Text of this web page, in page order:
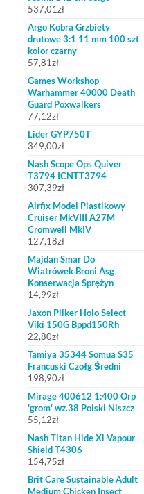
537,01zł
Argo Kobra Grzbiety
drutowe 3:1 11 mm 100 szt
kolor czarny
57,81zł
Games Workshop
Warhammer 40000 Death
Guard Poxwalkers
77,12zł
Lider GYP750T
349,00zł
Nash Scope Ops Quiver
T3794 ICNTT3794
307,39zł
Airfix Model Plastikowy
Cruiser MkVIII A27M
Cromwell MkIV
127,18zł
Majdan Smar Do
Wiatrówek Broni Asg
Konserwacja Sprężyn
14,99zł
Jaxon Pilker Holo Select
Viki 150G Bppd150Rh
22,80zł
Tamiya 35344 Somua S35
Francuski Czołg Średni
198,90zł
Mirage 400612 1:400 Orp
'grom' wz.38 Polski Niszcz
55,12zł
Nash Titan Hide Xl Vapour
Shield T4306
154,75zł
Brit Care Sustainable Adult
Medium Chicken Insect